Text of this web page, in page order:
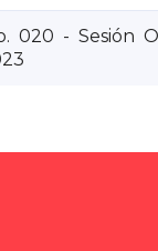
020 - Sesión